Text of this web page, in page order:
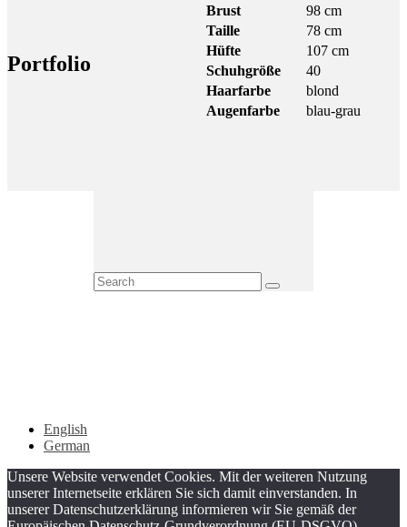
Brust
98 cm
Taille
78 cm
Hüfte
107 cm
Schuhgröße
40
Haarfarbe
blond
Augenfarbe
blau-grau
Portfolio
English
German
Unsere Website verwendet Cookies. Mit der weiteren Nutzung
unserer Internetseite erklären Sie sich damit einverstanden. In
unserer Datenschutzerklärung informieren wir Sie gemäß der